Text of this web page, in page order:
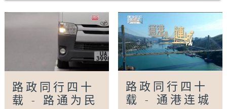
路政同行四十
载 - 路通为民
路政同行四十
载 - 通港连城